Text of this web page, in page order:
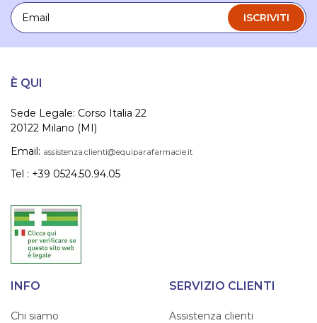
Email
ISCRIVITI
È QUI
Sede Legale: Corso Italia 22
20122 Milano (MI)
Email: assistenza.clienti@equiparafarmacie.it
Tel : +39 0524.50.94.05
INFO
Chi siamo
SERVIZIO CLIENTI
Assistenza clienti